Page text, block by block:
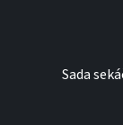
Sada